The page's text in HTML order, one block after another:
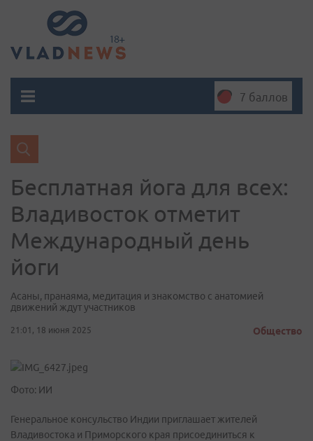
7 баллов
Бесплатная йога для всех:
Владивосток отметит
Международный день
йоги
Асаны, пранаяма, медитация и знакомство с анатомией
движений ждут участников
21:01, 18 июня 2025 Общество
Фото: ИИ
Генеральное консульство Индии приглашает жителей
Владивостока и Приморского края присоединиться к